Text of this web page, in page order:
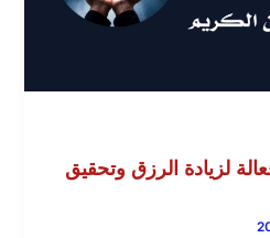
لزيادة الرزق وتحقيق